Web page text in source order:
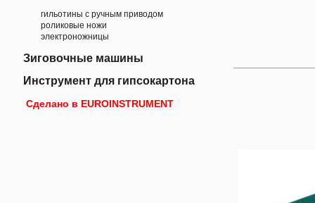
гильотины с ручным приводом
роликовые ножи
электроножницы
Зиговочные машины
Инструмент для гипсокартона
Сделано в EUROINSTRUMENT